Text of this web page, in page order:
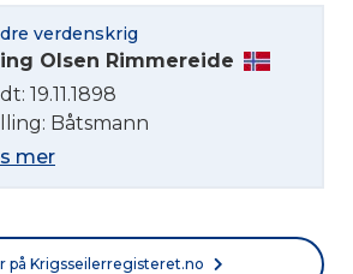
verdenskrig
Olsen Rimmereide
19.11.1898
Båtsmann
mer
på Krigsseilerregisteret.no